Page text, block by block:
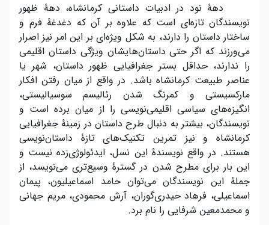
دهۀ نود در ادبیات داستانی کرمانشاه، دهۀ ظهور
نویسندگان تازه‌ای است که علاوه بر آن که دغدغۀ فرم و
ساختار داستان را دارند، به شکل ویژه‌ای بر این امر نیز اصرار
می‌ورزند که اگر حتی داستان‌هایشان ویژگی داستان اقلیمی
را ندارند، حداقل بستر جغرافیایی ظهور داستان، شهر یا
عناصر طبیعت کرمانشاه باشد. در واقع از میان رفتن افکار
مارکسیستی و کمرنگ شدن رئالیسم سوسیالیستی،
انگیزه‌های سیاسی اقلیمی‌نویسی را از میان برده است و
نویسندگان، بیشتر به دنبال طرح داستان در زمینۀ جغرافیایی
کرمانشاه و نیز تمرین تکنیک‌های تازۀ داستان‌نویسی
هستند. در واقع نویسندۀ این نسل، ایدئولوژی‌زده نیست و
این بار برای مطرح شدن در گسترۀ وسیع‌تری می‌نویسد، از
جملۀ این نویسندگان می‌توان حامد اسماعیلیون، پیمان
اسماعیلی، فرهاد حیدری‌گوران، آرش محمودی، مریم جهانی
و محمدمعین شرفایی را نام برد.